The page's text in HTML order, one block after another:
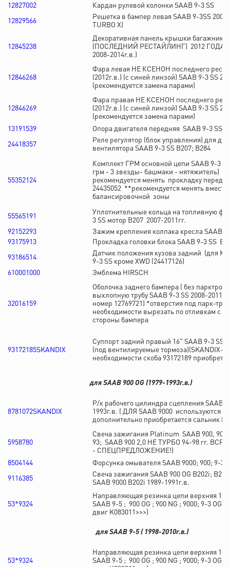
12827002
Кардан рулевой колонки SAAB 9-3 SS
12829566
Решетка в бампер левая SAAB 9-3SS
TURBO X)
12845238
Декоративная панель крышки багажника
(ПОСЛЕДНИЙ РЕСТАЙЛИНГ) 2012 ГОДА (
2008-2014г.в.)
12846268
Фара левая НЕ КСЕНОН последнего
(2012г.в.) (с синей линзой) SAAB 9-3 SS
(рекомендуется замена парами)
12846269
Фара правая НЕ КСЕНОН последнего
(2012г.в.) (с синей линзой) SAAB 9-3 SS
(рекомендуется замена парами)
13191539
Опора двигателя передняя SAAB 9-3 SS
24418357
Реле регулятор (блок управления) для
вентилятора SAAB 9-3 SS B207; B284
55352124
Комплект ГРМ основной цепи SAAB 9-3
грм - 3 звезды- башмаки - нятяжитель)
рекомендуется менять прокладку
24435052 **рекомендуется менять
балансировочной зоны
55565191
Уплотнительные кольца на топливную
3 SS мотор B207 2007-2011гг.
92152293
Зажим крепления колпака кресла SAAB
93175913
Прокладка головки блока SAAB 9-3 SS
93186514
Датчик положения кузова задний (для
9-3 SS кроме XWD (24417126)
610001000
Эмблема HIRSCH
32016159
Оболочка заднего бампера ( без
выхлопную трубу SAAB 9-3 SS 2008-
номер 12769721) *отверстия под парк-
необходимости вырезать по отливкам с
стороны бампера
93172185SKANDIX
Суппорт задний правый 16" SAAB 9-3 SS
(под вентилируемые тормоза)(SKANDIX-
необходимости скоба 93172189
для SAAB 900 OG (1979-1993г.в.)
8781072SKANDIX
Р/к рабочего цилиндра сцепления SAAB
1993г.в. ( ДЛЯ SAAB 9000 используются
дополнительно приобретается сальник
5958780
Свеча зажигания Platinum SAAB 900,
93; SAAB 900 2,0 НЕ ТУРБО 94-98 гг.
- СПЕЦПРЕДЛОЖЕНИЕ!)
8504144
Форсунка омывателя SAAB 9000; 900; 9-3
9116385
Свеча зажигания SAAB 900 OG B202i;
SAAB 9000 B202i 1989-1991г.в.
53*9324
Направляющая резинка цепи верхняя 16V
SAAB 9-5 ; 900 OG ; 900 NG ; 9000; 9-3 OG
двиг K083011>>>)
для SAAB 9-5 ( 1998-2010г.в.)
53*9324
Направляющая резинка цепи верхняя 16V
SAAB 9-5 ; 900 OG ; 900 NG ; 9000; 9-3 OG